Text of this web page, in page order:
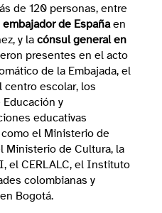
de 120 personas, entre
embajador de Españaen
y la cónsul general en
presentes en el acto
de la Embajada, el
centro escolar, los
y
educativas
el Ministerio de
Ministerio de Cultura, la
el CERLALC, el Instituto
colombianas y
Bogotá.